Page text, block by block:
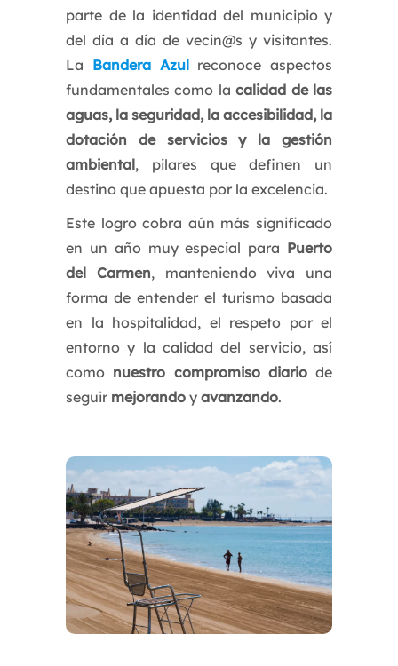
parte de la identidad del municipio y
del día a día de vecin@s y visitantes.
La Bandera Azul reconoce aspectos
fundamentales como lacalidad de las
aguas, la seguridad, la accesibilidad, la
dotación de servicios y la gestión
ambiental, pilares que definen un
destino que apuesta por la excelencia.
Este logro cobra aún más significado
en un año muy especial para Puerto
del Carmen, manteniendo viva una
forma de entender el turismo basada
en la hospitalidad, el respeto por el
entorno y la calidad del servicio, así
como nuestro compromiso diario de
seguir mejorando y avanzando.